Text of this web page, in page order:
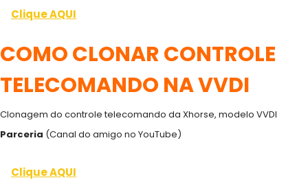
Clique AQUI
COMO CLONAR CONTROLE
TELECOMANDO NA VVDI
Clonagem do controle telecomando da Xhorse, modelo VVDI
Parceria (Canal do amigo no YouTube)
Clique AQUI